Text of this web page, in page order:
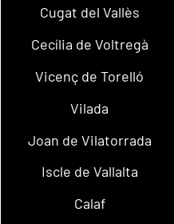
Cugat del Vallès
Cecília de Voltregà
Vicenç de Torelló
Vilada
Joan de Vilatorrada
Iscle de Vallalta
Calaf